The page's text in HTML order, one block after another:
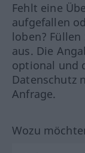
Fehlt eine
aufgefallen
loben?
aus. Die
optional und
Datenschutz
Anfrage.
Wozu